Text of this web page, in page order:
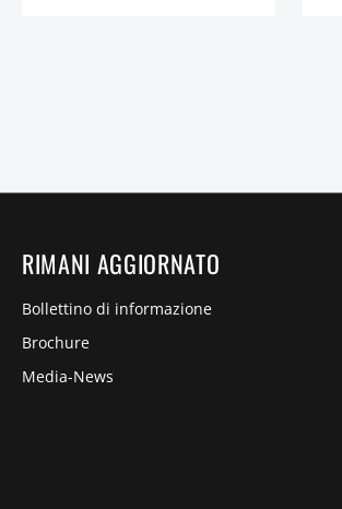
RIMANI AGGIORNATO
Bollettino di informazione
Brochure
Media-News